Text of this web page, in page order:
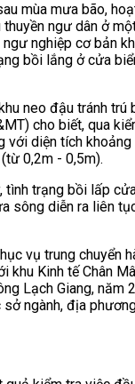
mùa mưa bão,
ngư dân ở
nghiệp cơ bản
bồi lắng ở cửa
neo đậu tránh
cho biết, qua
với diện tích
0,2m - 0,5m).
trạng bồi lấp
sông diễn ra liên
vụ trung chuyển
khu Kinh tế Chân
Lạch Giang, năm
ngành, địa